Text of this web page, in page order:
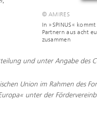
© AMIRES
In »SPINUS«
Partnern aus acht
zusammen
und unter Angabe des
Union im Rahmen des
unter der